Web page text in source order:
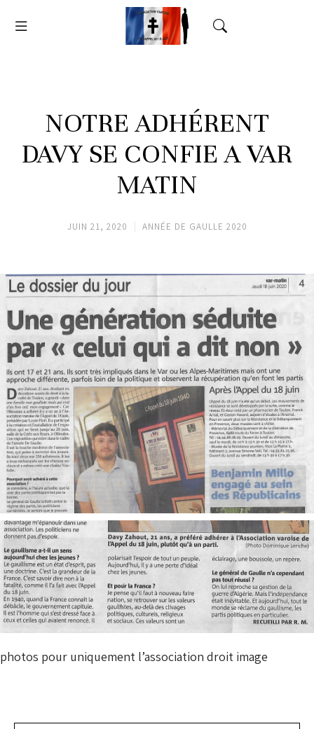
NOTRE ADHÉRENT
DAVY SE CONFIE A VAR
MATIN
JUIN 21, 2020 ANNÉE DE GAULLE 2020
photos pour uniquement l’association droit image